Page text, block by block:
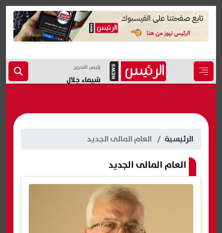
رئيس التحرير
شيماء جلال
الرئيسية العام المالى الجديد
العام المالى الجديد